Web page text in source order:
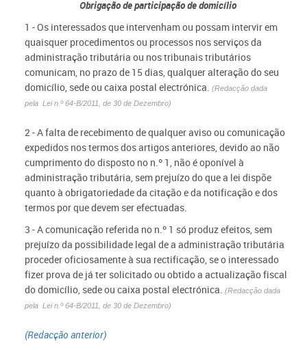
Obrigação de participação de domicílio
1 - Os interessados que intervenham ou possam intervir em
quaisquer procedimentos ou processos nos serviços da
administração tributária ou nos tribunais tributários
comunicam, no prazo de 15 dias, qualquer alteração do seu
domicílio, sede ou caixa postal electrónica. (Redacção dada
pelaL ei n.º 64-B/2011, de 30 de Dezembro)
2 - A falta de recebimento de qualquer aviso ou comunicação
expedidos nos termos dos artigos anteriores, devido ao não
cumprimento do disposto no n.º 1, não é oponível à
administração tributária, sem prejuízo do que a lei dispõe
quanto à obrigatoriedade da citação e da notificação e dos
termos por que devem ser efectuadas.
3 - A comunicação referida no n.º 1 só produz efeitos, sem
prejuízo da possibilidade legal de a administração tributária
proceder oficiosamente à sua rectificação, se o interessado
fizer prova de já ter solicitado ou obtido a actualização fiscal
do domicílio, sede ou caixa postal electrónica. (Redacção dada
pelaL ei n.º 64-B/2011, de 30 de Dezembro)
(Redacção anterior)